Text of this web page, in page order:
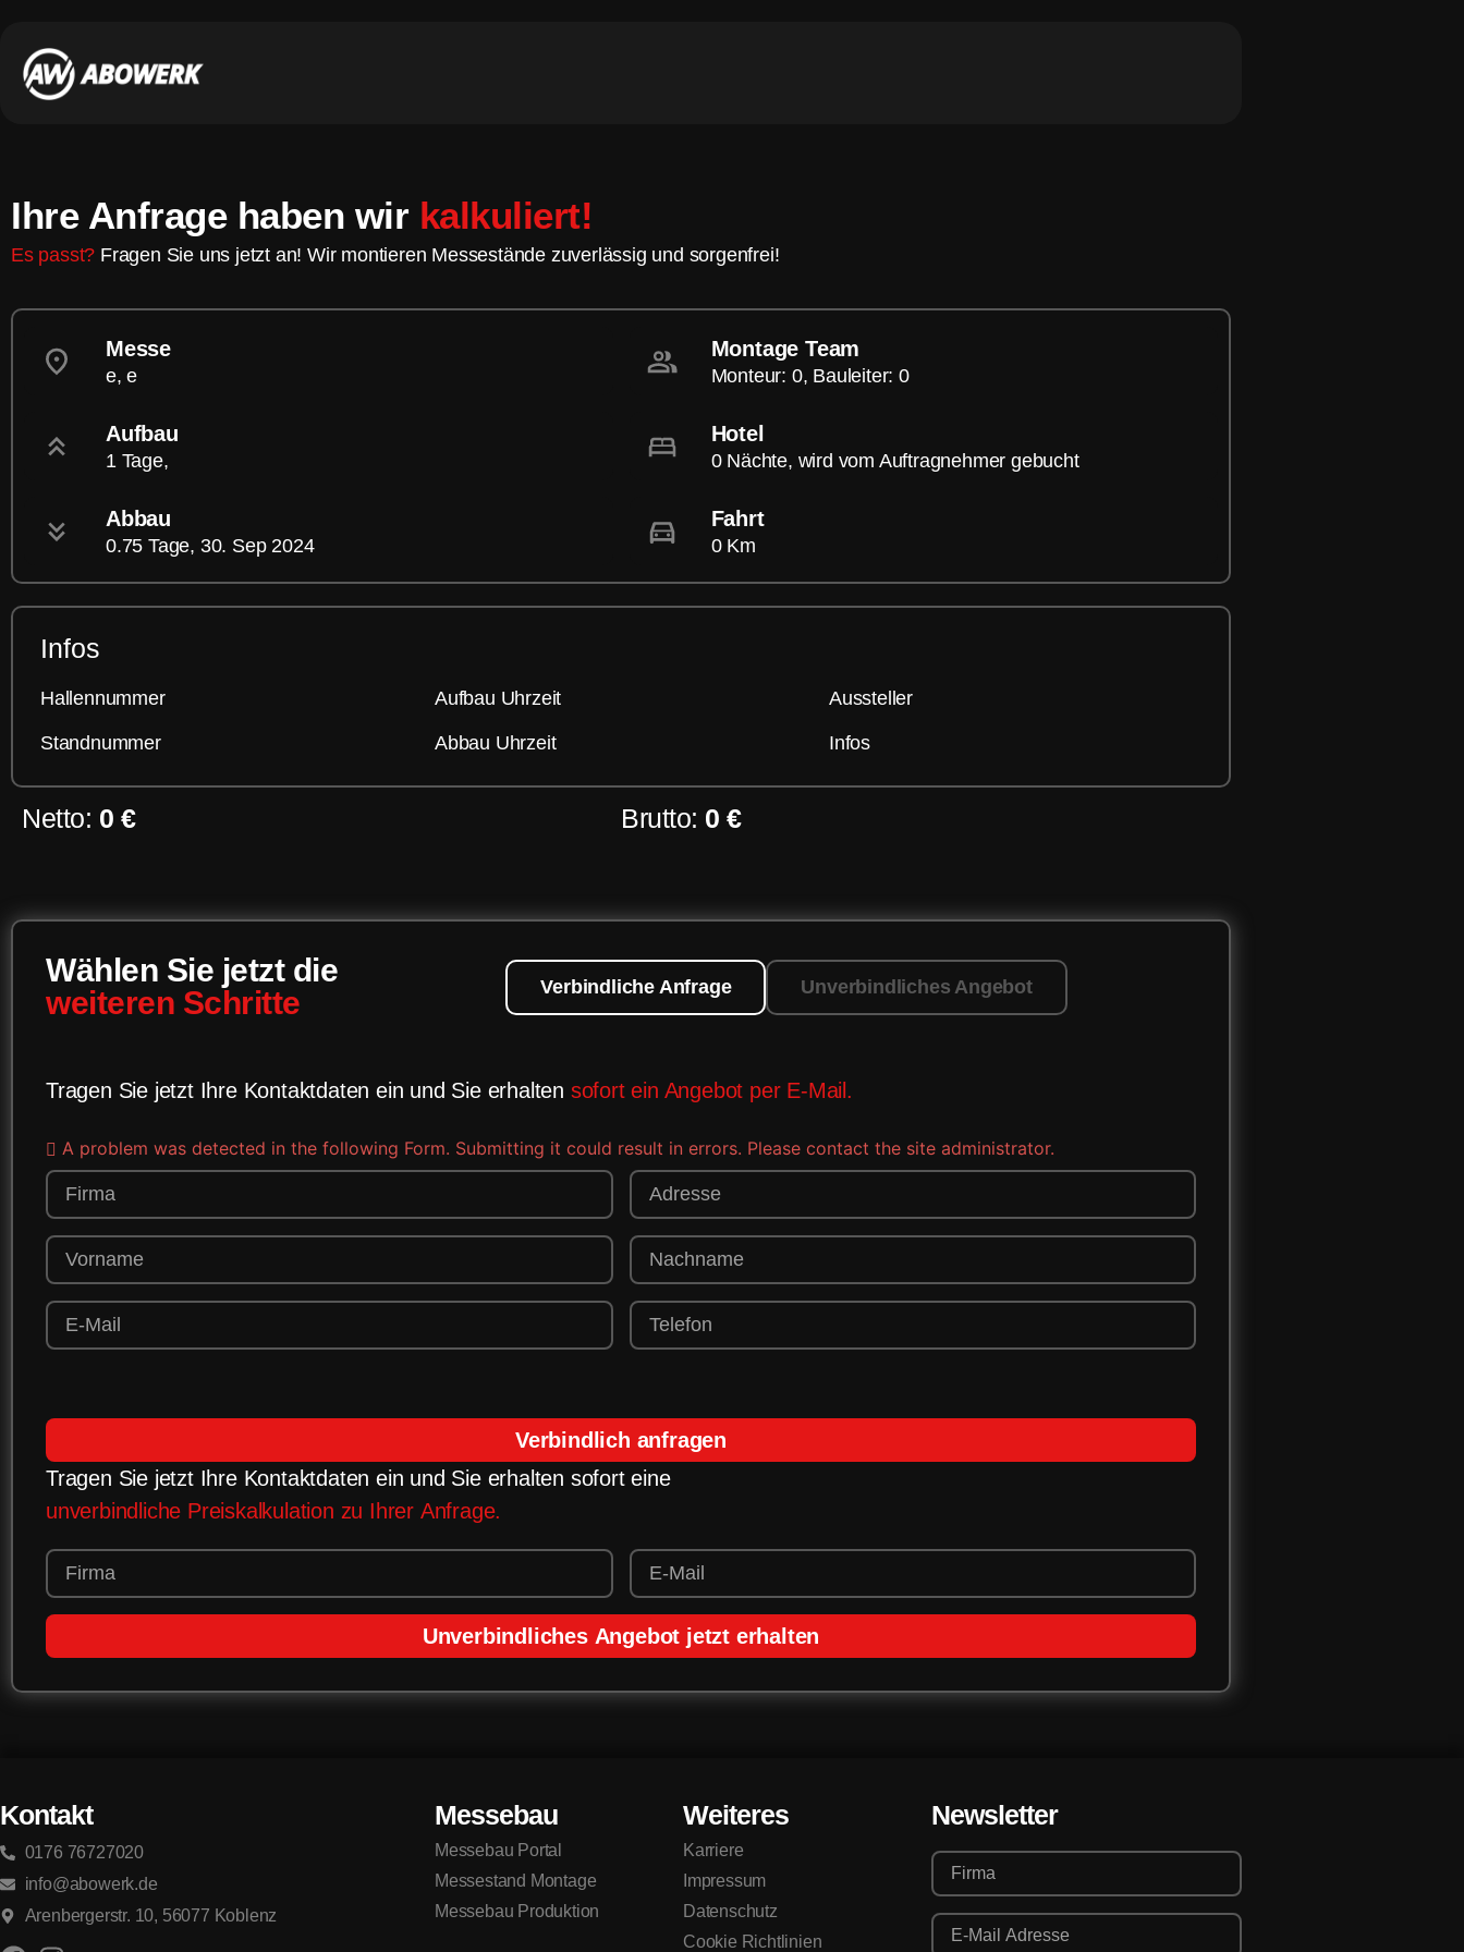
Ihre Anfrage haben wir kalkuliert!
Es passt? Fragen Sie uns jetzt an! Wir montieren Messestände zuverlässig und sorgenfrei!
Messe
e, e
Montage Team
Monteur: 0, Bauleiter: 0
Aufbau
1 Tage,
Hotel
0 Nächte, wird vom Auftragnehmer gebucht
Abbau
0.75 Tage, 30. Sep 2024
Fahrt
0 Km
Infos
Hallennummer
Standnummer
Aufbau Uhrzeit
Abbau Uhrzeit
Aussteller
Infos
Netto: 0 € Brutto: 0 €
Wählen Sie jetzt die
weiteren Schritte
Verbindliche Anfrage Unverbindliches Angebot
Tragen Sie jetzt Ihre Kontaktdaten ein und Sie erhalten sofort ein Angebot per E-Mail.
A problem was detected in the following Form. Submitting it could result in errors. Please contact the site administrator.
Verbindlich anfragen
Tragen Sie jetzt Ihre Kontaktdaten ein und Sie erhalten sofort eine
unverbindliche Preiskalkulation zu Ihrer Anfrage.
Unverbindliches Angebot jetzt erhalten
Kontakt
0176 76727020
info@abowerk.de
Arenbergerstr. 10, 56077 Koblenz
Messebau
Messebau Portal
Messestand Montage
Messebau Produktion
Weiteres
Karriere
Impressum
Datenschutz
Cookie Richtlinien
Newsletter